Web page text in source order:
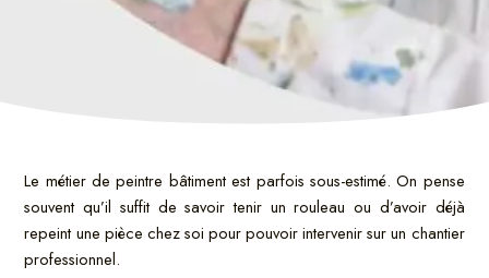
Le métier de peintre bâtiment est parfois sous-estimé. On pense
souvent qu’il suffit de savoir tenir un rouleau ou d’avoir déjà
repeint une pièce chez soi pour pouvoir intervenir sur un chantier
professionnel.